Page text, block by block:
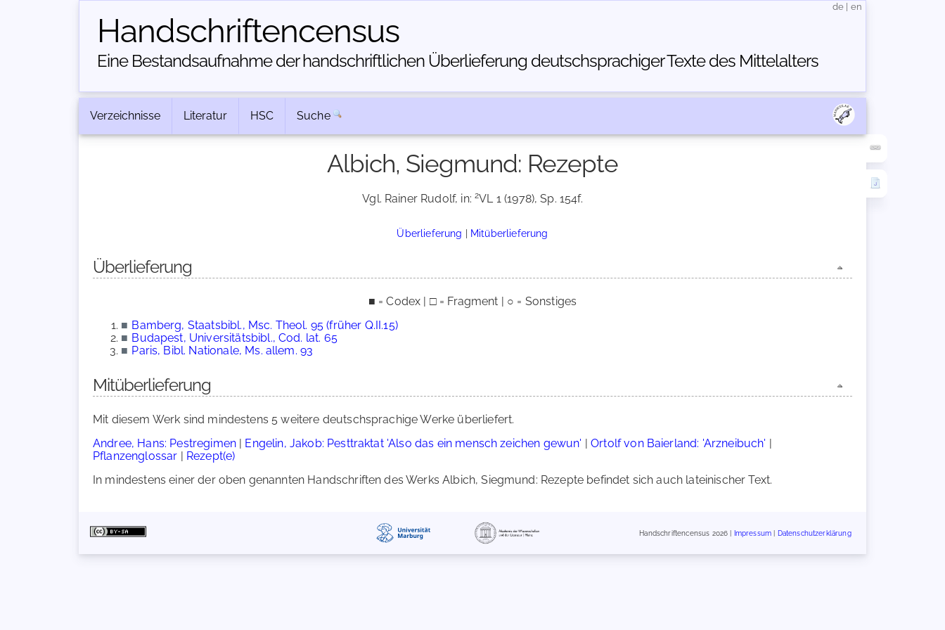
Handschriften­census
Eine Bestandsaufnahme der handschriftlichen Über­lieferung deutschsprachiger Texte des Mittelalters
de en
Verzeichnisse Literatur HSC Suche
Albich, Siegmund: Rezepte
Vgl. Rainer Rudolf, in:2VL 1 (1978), Sp. 154f.
Überlieferung | Mitüberlieferung
Überlieferung
■ = Codex | □ = Fragment | ○ = Sonstiges
■ Bamberg, Staatsbibl., Msc. Theol. 95 (früher Q.II.15)
■ Budapest, Universitätsbibl., Cod. lat. 65
■ Paris, Bibl. Nationale, Ms. allem. 93
Mitüberlieferung
Mit diesem Werk sind mindestens 5 weitere deutschsprachige Werke überliefert.
Andree, Hans: Pestregimen | Engelin, Jakob: Pesttraktat 'Also das ein mensch zeichen gewun' |Ortolf von Baierland: 'Arzneibuch' |
Pflanzenglossar | Rezept(e)
In mindestens einer der oben genannten Handschriften des Werks Albich, Siegmund: Rezepte befindet sich auch lateinischer Text.
Handschriftencensus 2026 | Impressum Datenschutzerklärung